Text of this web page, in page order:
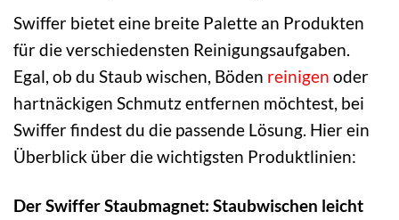
Swiffer bietet eine breite Palette an Produkten
für die verschiedensten Reinigungsaufgaben.
Egal, ob du Staub wischen, Böden reinigen oder
hartnäckigen Schmutz entfernen möchtest, bei
Swiffer findest du die passende Lösung. Hier ein
Überblick über die wichtigsten Produktlinien:
Der Swiffer Staubmagnet: Staubwischen leicht